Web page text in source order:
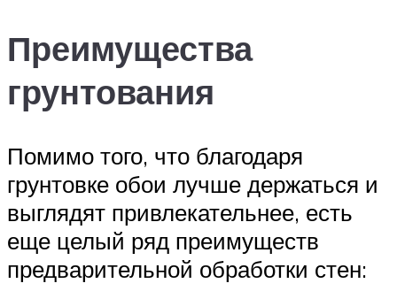
Преимущества
грунтования
Помимо того, что благодаря
грунтовке обои лучше держаться и
выглядят привлекательнее, есть
еще целый ряд преимуществ
предварительной обработки стен: